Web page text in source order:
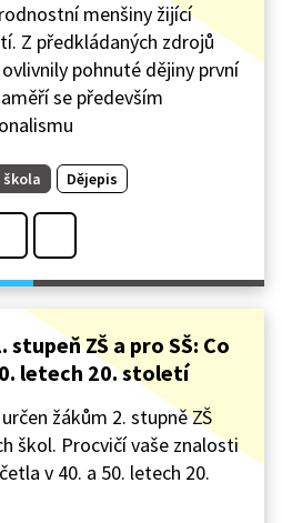
menšiny žijící
Z předkládaných zdrojů
pohnuté dějiny první
se především
Dějepis
ZŠ a pro SŠ: Co
letech 20. století
žákům 2. stupně ZŠ
škol. Procvičí vaše znalosti
v 40. a 50. letech 20.